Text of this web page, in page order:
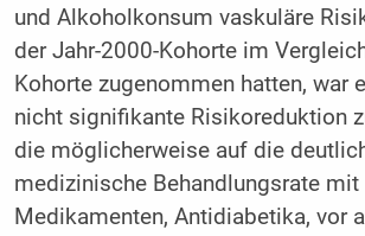
und Alkoholkonsum vaskuläre
der Jahr-2000-Kohorte im
Kohorte zugenommen hatten, war
nicht signifikante Risikoreduktion
die möglicherweise auf die
medizinische Behandlungsrate mit
Medikamenten, Antidiabetika, vor